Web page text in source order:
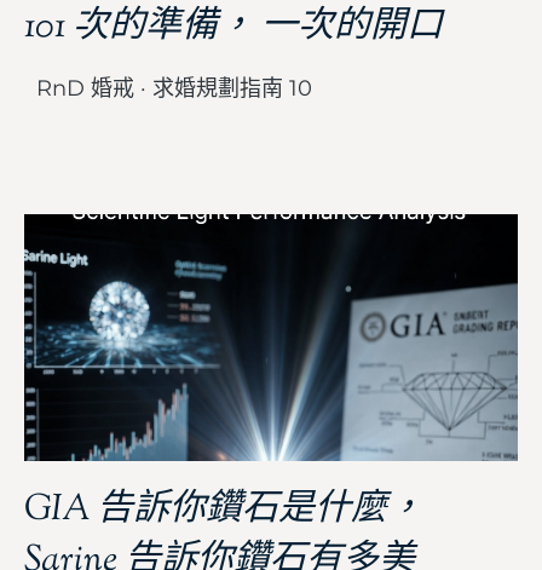
101 次的準備， 一次的開口
RnD 婚戒 · 求婚規劃指南 10
GIA 告訴你鑽石是什麼，